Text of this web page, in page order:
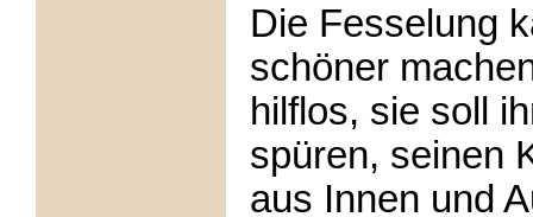
Die Fesselung
schöner
hilflos, sie soll
spüren, seinen
aus Innen und